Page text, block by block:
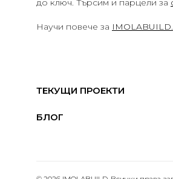
Научи повече за IMOLABUILD.
ТЕКУЩИ ПРОЕКТИ
БЛОГ